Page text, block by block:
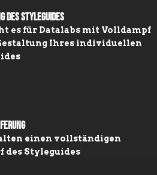
des Styleguides
es für Datalabs mit Volldampf
Ihres individuellen
einen vollständigen
des Styleguides